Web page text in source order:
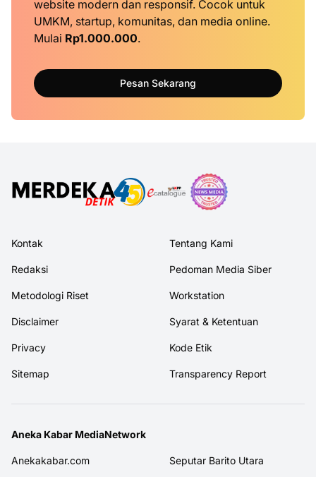
website modern dan responsif. Cocok untuk
UMKM, startup, komunitas, dan media online.
Mulai Rp1.000.000.
Pesan Sekarang
Kontak Tentang Kami
Redaksi Pedoman Media Siber
Metodologi Riset Workstation
Disclaimer Syarat & Ketentuan
Privacy Kode Etik
Sitemap Transparency Report
Aneka Kabar MediaNetwork
Anekakabar.com Seputar Barito Utara